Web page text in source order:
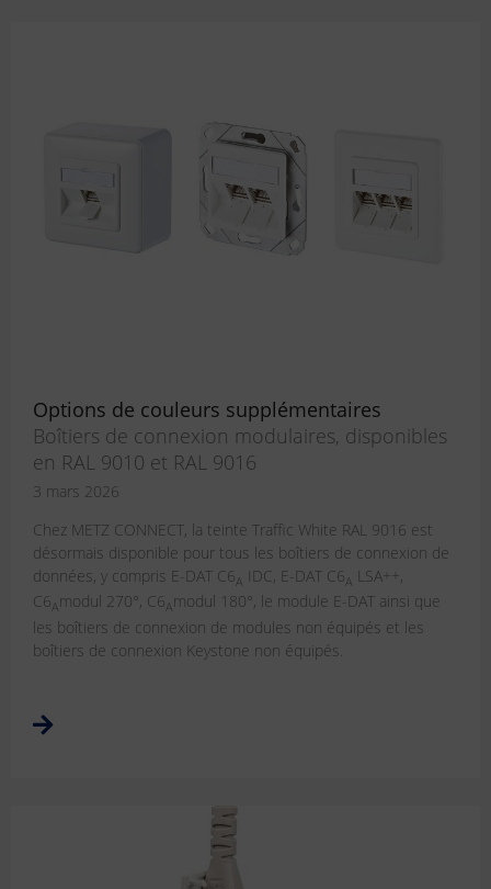
Options de couleurs supplémentaires
Boîtiers de connexion modulaires, disponibles
en RAL 9010 et RAL 9016
3 mars 2026
Chez METZ CONNECT, la teinte Traffic White RAL 9016 est
désormais disponible pour tous les boîtiers de connexion de
données, y compris E-DAT C6A IDC, E-DAT C6A LSA++,
C6Amodul 270°, C6Amodul 180°, le module E-DAT ainsi que
les boîtiers de connexion de modules non équipés et les
boîtiers de connexion Keystone non équipés.